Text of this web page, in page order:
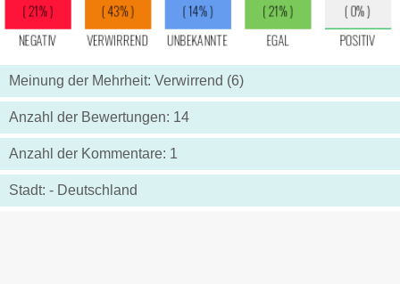
Meinung der Mehrheit: Verwirrend (6)
Anzahl der Bewertungen: 14
Anzahl der Kommentare: 1
Stadt: - Deutschland